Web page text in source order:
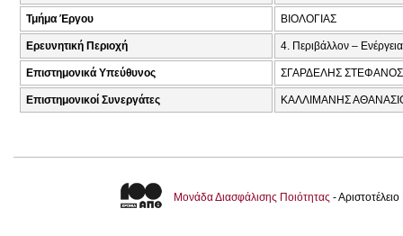
Τμήμα Έργου ΒΙΟΛΟΓΙΑΣ
Ερευνητική Περιοχή 4. Περιβάλλον – Ενέργεια
Επιστημονικά Υπεύθυνος ΣΓΑΡΔΕΛΗΣ
Επιστημονικοί Συνεργάτες ΚΑΛΛΙΜΑΝΗΣ
Μονάδα Διασφάλισης Ποιότητας -